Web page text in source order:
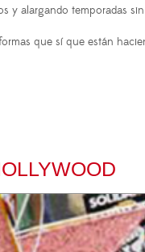
y alargando temporadas
que sí que están